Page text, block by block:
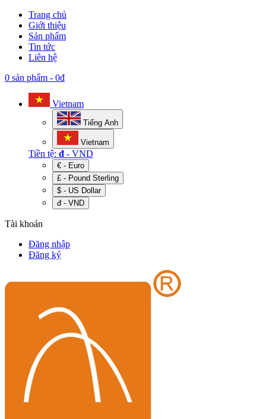
Trang chủ
Giới thiệu
Sản phẩm
Tin tức
Liên hệ
0 sản phẩm - 0đ
Vietnam
Tiếng Anh
Vietnam
Tiền tệ: đ - VND
€ - Euro
£ - Pound Sterling
$ - US Dollar
đ - VND
Tài khoản
Đăng nhập
Đăng ký